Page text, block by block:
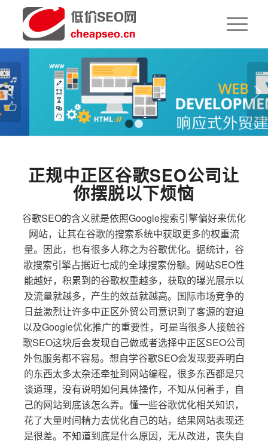
下一页
1 2
正规中正区谷歌SEO公司让
你摆脱以下烦恼
谷歌SEO的含义就是依照Google搜索引擎偏好来优化
网站，让其在谷歌的搜索系统中获取更多的权重流
量。因此，也有很多人称之为谷歌优化。据统计，谷
歌搜索引擎占据近七成的全球搜索份额。网站SEO性
能越好，积累到的谷歌权重越多，获取的曝光展示以
及流量就越多，产生的效益就越高。国际市场竞争的
日益激烈让许多中正区外贸公司意识到了客源的窘迫
以及Google优化推广的重要性，可是当很多人接触谷
歌SEO这块后会发现自己做或者选择中正区SEO公司
外包服务都不容易。想自学谷歌SEO会发现要弄明白
的东西太多太杂还牵扯到网站编程，很多东西都是只
谈道理，没有说明如何具体操作，不知从何着手，自
己的网站到底该怎么弄。懂一些谷歌优化相关知识，
花了大量时间精力去优化自己的站，结果网站表现还
是很差。不知道到底是什么原因，无从改进，丧失自